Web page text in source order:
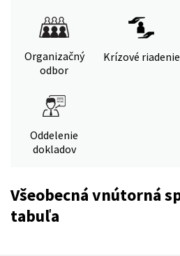
Organizačný
odbor
Krízové riadenie
Oddelenie
dokladov
Všeobecná vnútorná
tabuľa